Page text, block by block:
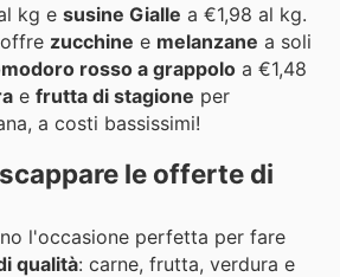
kg e susine Gialle a €1,98 al kg.
zucchine e melanzane a soli
rosso a grappolo a €1,48
e frutta di stagione per
a costi bassissimi!
le offerte di
l'occasione perfetta per fare
qualità: carne, frutta, verdura e